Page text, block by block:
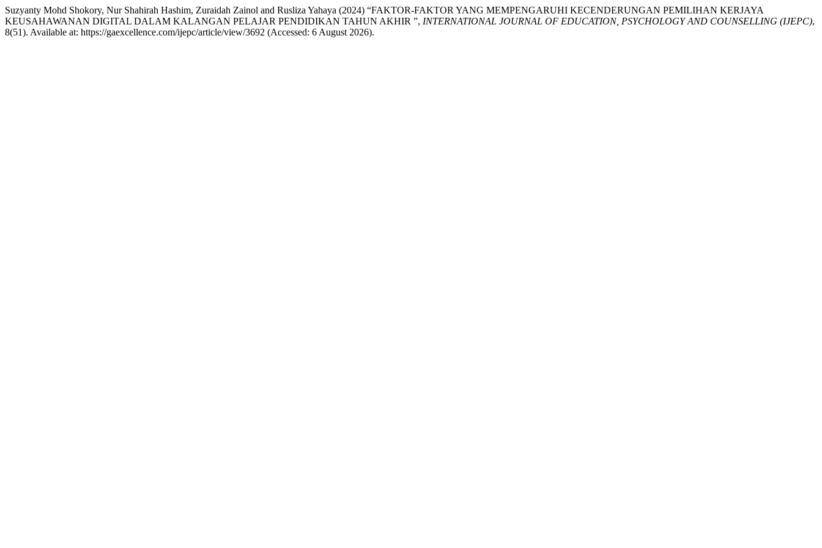
Suzyanty Mohd Shokory, Nur Shahirah Hashim, Zuraidah Zainol and Rusliza Yahaya (2024) “FAKTOR-FAKTOR YANG MEMPENGARUHI KECENDERUNGAN PEMILIHAN KERJAYA
KEUSAHAWANAN DIGITAL DALAM KALANGAN PELAJAR PENDIDIKAN TAHUN AKHIR ”, INTERNATIONAL JOURNAL OF EDUCATION, PSYCHOLOGY AND COUNSELLING (IJEPC),
8(51). Available at: https://gaexcellence.com/ijepc/article/view/3692 (Accessed: 6 August 2026).